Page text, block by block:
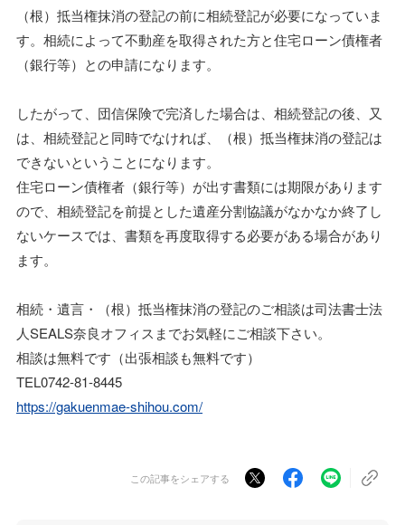
（根）抵当権抹消の登記の前に相続登記が必要になっていま
す。相続によって不動産を取得された方と住宅ローン債権者
（銀行等）との申請になります。
したがって、団信保険で完済した場合は、相続登記の後、又
は、相続登記と同時でなければ、（根）抵当権抹消の登記は
できないということになります。
住宅ローン債権者（銀行等）が出す書類には期限があります
ので、相続登記を前提とした遺産分割協議がなかなか終了し
ないケースでは、書類を再度取得する必要がある場合があり
ます。
相続・遺言・（根）抵当権抹消の登記のご相談は司法書士法
人SEALS奈良オフィスまでお気軽にご相談下さい。
相談は無料です（出張相談も無料です）
TEL0742-81-8445
https://gakuenmae-shihou.com/
この記事をシェアする